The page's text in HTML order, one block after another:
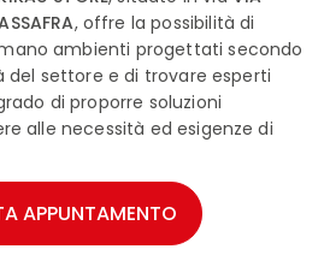
, offre la possibilità di
ambienti progettati secondo
settore e di trovare esperti
di proporre soluzioni
alle necessità ed esigenze di
o contattaci per un
099 88 03 864 o scrivendo
APPUNTAMENTO